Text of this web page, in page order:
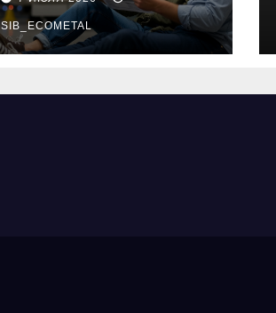
требования и
потенциальные
риски
SIB_ECOMETAL